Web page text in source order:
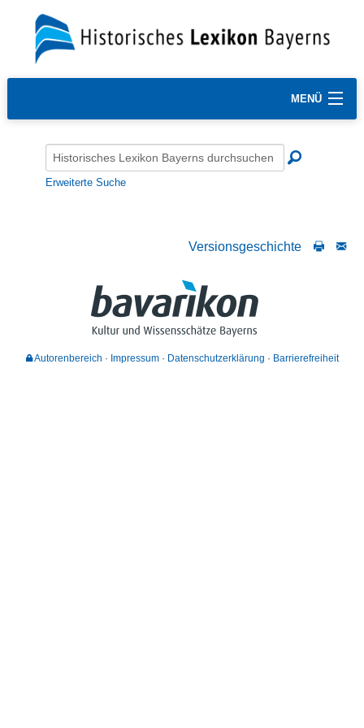
MENÜ
Erweiterte Suche
Versionsgeschichte
Autorenbereich Impressum Datenschutzerklärung Barrierefreiheit